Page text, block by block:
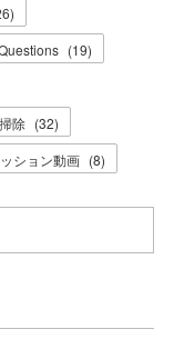
)
(19)
除 (32)
ション動画 (8)